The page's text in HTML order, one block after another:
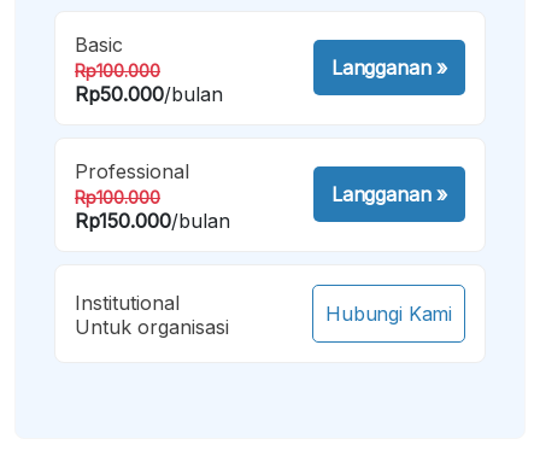
Basic
Rp100.000
Rp50.000/bulan
Langganan»
Professional
Rp100.000
Rp150.000/bulan
Langganan»
Institutional
Untuk organisasi
Hubungi Kami